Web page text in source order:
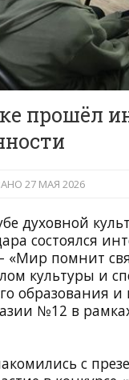
прошёл
27 МАЯ 2026
духовной
состоялся
«Мир помнит
культуры и
образования
№12 в
с